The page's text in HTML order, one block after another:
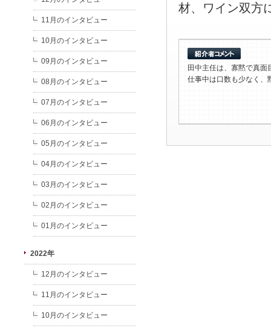
材、ワイン双方
田中主任は、寡黙で真
仕事中は口数も少なく、
11月のインタビュー
10月のインタビュー
09月のインタビュー
08月のインタビュー
07月のインタビュー
06月のインタビュー
05月のインタビュー
04月のインタビュー
03月のインタビュー
02月のインタビュー
01月のインタビュー
2022年
12月のインタビュー
11月のインタビュー
10月のインタビュー